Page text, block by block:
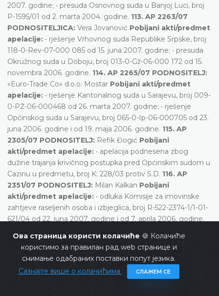
Ова страница користи колачиће 🍪 Колачиће
користимо за правилан рад web странице и
снимање одабраних поставки попут језика.
Сазнајте више о колачићима
СЛАЖЕМ СЕ
2007. godine; • presuda Osnovnog suda u Banjoj Luci, broj
P-1595/01 od 2. marta 2004. godine. 113. AP 2263/07
PODNOSITELJICA: Vera Jovanović Pobijani akti/predmet
apelacije: • rješenje Vrhovnog suda Republike Srpske, broj
118-0-Rev-07-000 085 od 15. juna 2007. godine; • presuda
Okružnog suda u Doboju, broj 013-0-Gž-06-000 172 od 15.
novembra 2006. godine. 114. AP 2265/07 PODNOSITELJ:
«Euro-Trade Co» d.o.o. Mostar Pobijani akti/predmet
apelacije: • rješenje Kantonalnog suda u Sarajevu, broj 009-
0-PŽ-06-000468 od 26. marta 2007. godine; • rješenje
Općinskog suda u Sarajevu, broj 065-0-Ip-06-000705 od 23.
juna 2006. godine i od 19. maja 2006. godine. 115. AP
2305/07 PODNOSITELJ: Refik Đogić Pobijani
akti/predmet apelacije: • apelacija podnesena zbog
dužine trajanja krivičnog postupka pred Općinskim sudom u
Cazinu u predmetu, broj K: 228/03 protiv S.D. 116. AP
2351/07 PODNOSITELJ: Milan Kalkan Pobijani
akti/predmet apelacije: • odluka Komisije za imovinske
zahtjeve raseljenih osoba i izbjeglica, broj R-522-2374-1/1-01-
621/04 od 22. juna 2007. godine i od 7. aprila 2006. godine.
MostaracPobijani akti/predmet apelacije:• rješenje
Kantonalnog suda u Livnu broj 010-0-Gž-06-000-094 od 5.
maja 2006. godine i rješenja Općinskog suda u Livnu broj R-
131/04 od 19. januara 2006. godine.
118. AP 2497/07